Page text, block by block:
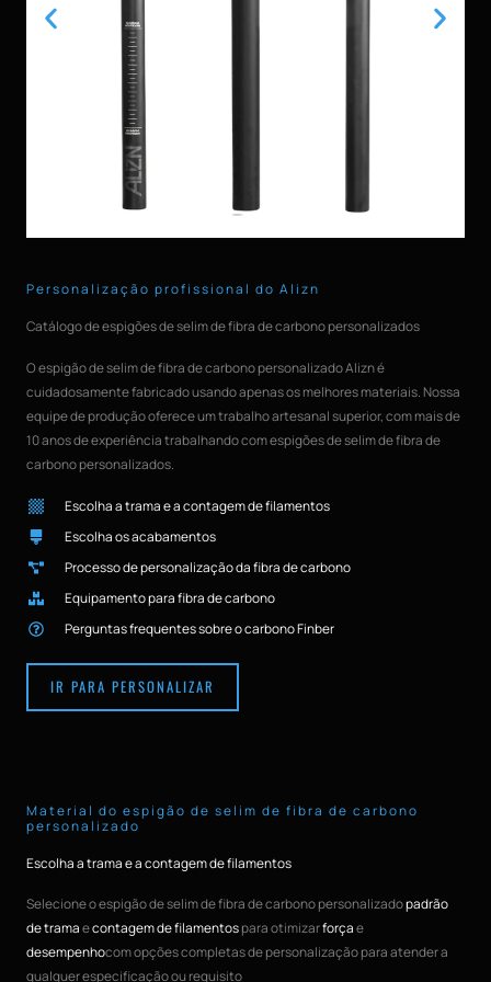
Personalização profissional do Alizn
Catálogo de espigões de selim de fibra de carbono personalizados
O espigão de selim de fibra de carbono personalizado Alizn é
cuidadosamente fabricado usando apenas os melhores materiais. Nossa
equipe de produção oferece um trabalho artesanal superior, com mais de
10 anos de experiência trabalhando com espigões de selim de fibra de
carbono personalizados.
Escolha a trama e a contagem de filamentos
Escolha os acabamentos
Processo de personalização da fibra de carbono
Equipamento para fibra de carbono
Perguntas frequentes sobre o carbono Finber
IR PARA PERSONALIZAR
Material do espigão de selim de fibra de carbono
personalizado
Escolha a trama e a contagem de filamentos
Selecione o espigão de selim de fibra de carbono personalizadopadrão
de tramaecontagem de filamentospara otimizarforçae
desempenhocom opções completas de personalização para atender a
qualquer especificação ou requisito